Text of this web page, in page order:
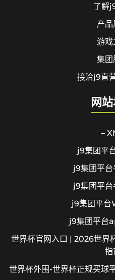
了解
产品
游戏
集团
接洽j9直
网
–
j9集团平
j9集团平台
j9集团平台
j9集团平台
j9集团平台
世界杯官网入口 | 2026世界
指
世界杯外围-世界杯正规买球